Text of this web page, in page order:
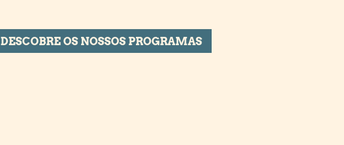
DESCOBRE OS NOSSOS PROGRAMAS